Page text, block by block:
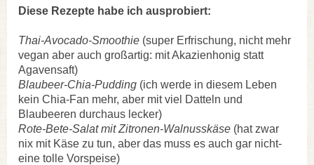
Diese Rezepte habe ich ausprobiert:
Thai-Avocado-Smoothie (super Erfrischung, nicht mehr
vegan aber auch großartig: mit Akazienhonig statt
Agavensaft)
Blaubeer-Chia-Pudding (ich werde in diesem Leben
kein Chia-Fan mehr, aber mit viel Datteln und
Blaubeeren durchaus lecker)
Rote-Bete-Salat mit Zitronen-Walnusskäse (hat zwar
nix mit Käse zu tun, aber das muss es auch gar nicht-
eine tolle Vorspeise)